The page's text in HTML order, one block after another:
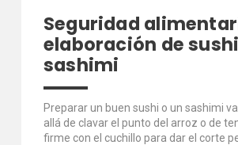
Seguridad
elaboración de
sashimi
Preparar un buen sushi o un sashimi
allá de clavar el punto del arroz o de
firme con el cuchillo para dar el corte